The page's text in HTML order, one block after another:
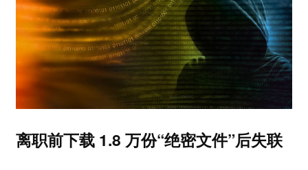
离职前下载 1.8 万份“绝密文件”后失联